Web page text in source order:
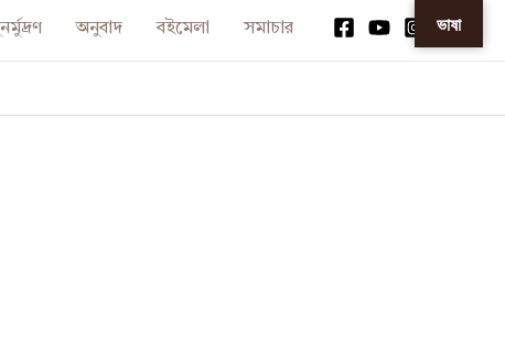
অনুবাদ বইমেলা সমাচার ভাষা